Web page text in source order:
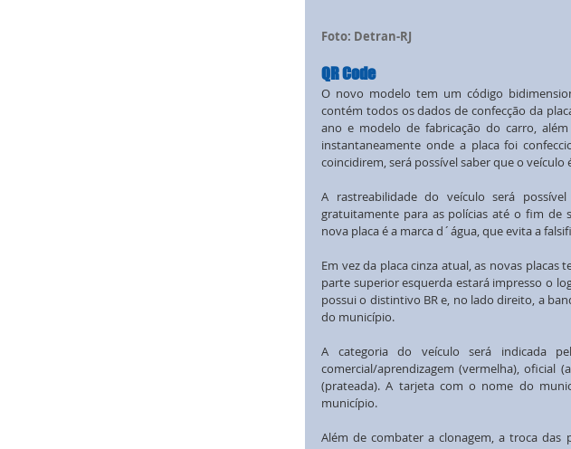
Foto: Detran-RJ
QR Code
O novo modelo tem um código
contém todos os dados de confecção da
ano e modelo de fabricação do carro,
instantaneamente onde a placa foi
coincidirem, será possível saber que o veículo
A rastreabilidade do veículo será
gratuitamente para as polícias até o fim de
nova placa é a marca d´água, que evita a
Em vez da placa cinza atual, as novas
parte superior esquerda estará impresso o
possui o distintivo BR e, no lado direito, a
do município.
A categoria do veículo será indicada
comercial/aprendizagem (vermelha), oficial
(prateada). A tarjeta com o nome do
município.
Além de combater a clonagem, a troca das